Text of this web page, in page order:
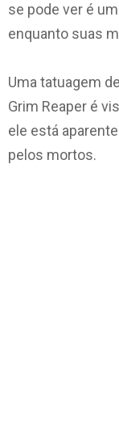
se pode ver é
enquanto suas
Uma tatuagem
Grim Reaper é
ele está
pelos mortos.